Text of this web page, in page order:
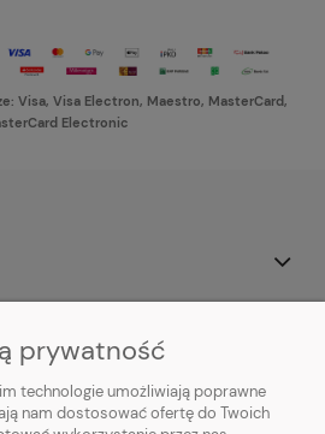
Visa, Visa Electron, Maestro, MasterCard,
Electronic
prywatność
technologie umożliwiają poprawne
nam dostosować ofertę do Twoich